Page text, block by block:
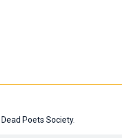
Poets Society.